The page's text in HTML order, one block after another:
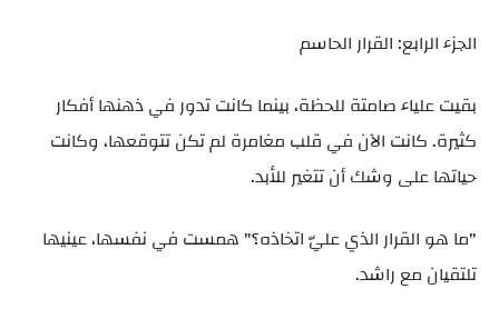
الجزء الرابع: القرار الحاسم
بقيت علياء صامتة للحظة، بينما كانت تدور في ذهنها أفكار
كثيرة. كانت الآن في قلب مغامرة لم تكن تتوقعها، وكانت
حياتها على وشك أن تتغير للأبد.
"ما هو القرار الذي عليّ اتخاذه؟" همست في نفسها، عينيها
تلتقيان مع راشد.